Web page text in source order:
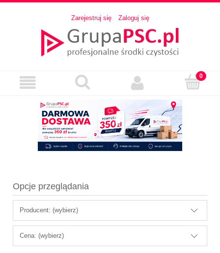
Zarejestruj się Zaloguj się
Opcje przeglądania
Producent: (wybierz)
Cena: (wybierz)